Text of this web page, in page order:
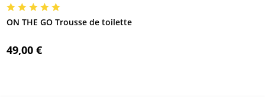
ON THE GO Trousse de toilette
49,00 €